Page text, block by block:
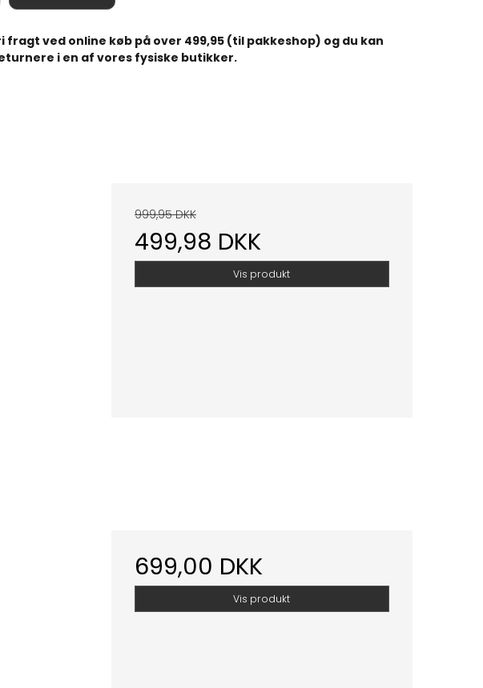
fragt ved online køb på over 499,95 (til pakkeshop) og du kan
i en af vores fysiske butikker.
999,95 DKK
499,98 DKK
Vis produkt
699,00 DKK
Vis produkt